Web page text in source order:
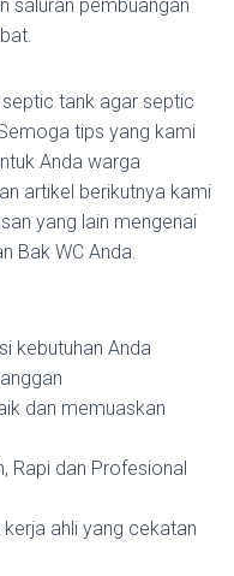
saluran pembuangan
tank agar septic
tips yang kami
Anda warga
artikel berikutnya kami
yang lain mengenai
Bak WC Anda.
kebutuhan Anda
dan memuaskan
Rapi dan Profesional
ahli yang cekatan